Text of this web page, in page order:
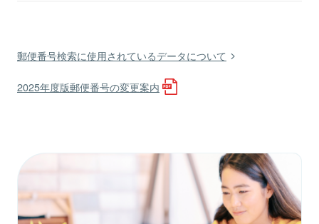
郵便番号検索に使用されているデータについて
2025年度版郵便番号の変更案内